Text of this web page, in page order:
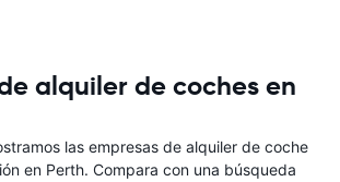
alquiler de coches en
las empresas de alquiler de coche
en Perth. Compara con una búsqueda